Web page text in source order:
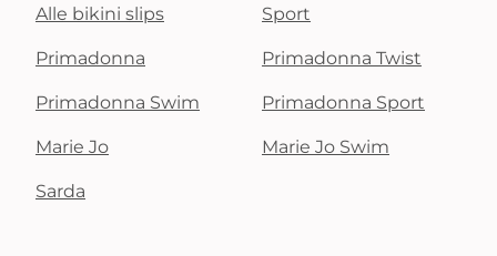
Alle bikini slips Sport
Primadonna Primadonna Twist
Primadonna Swim Primadonna Sport
Marie Jo Marie Jo Swim
Sarda